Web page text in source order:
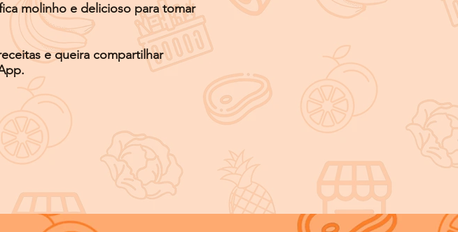
molinho e delicioso para tomar
e queira compartilhar